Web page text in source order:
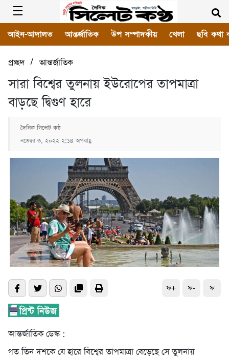
আইন-আদালত আন্তর্জাতিক উপ সম্পাদকীয় খেলা ছবি কথা
প্রচ্ছদ/আন্তর্জাতিক
সারা বিশ্বের তুলনায় ইউরোপের তাপমাত্রা
বাড়ছে দ্বিগুণ হারে
দৈনিক সিলেট কন্ঠ
নভেম্বর ৩, ২০২২ ২:১৪ অপরাহ্ণ
ফ+ ফ- ফ
আন্তর্জাতিক ডেস্ক :
গত তিন দশকে যে হারে বিশ্বের তাপমাত্রা বেড়েছে সে তুলনায়